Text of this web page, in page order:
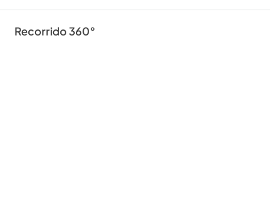
Recorrido 360°